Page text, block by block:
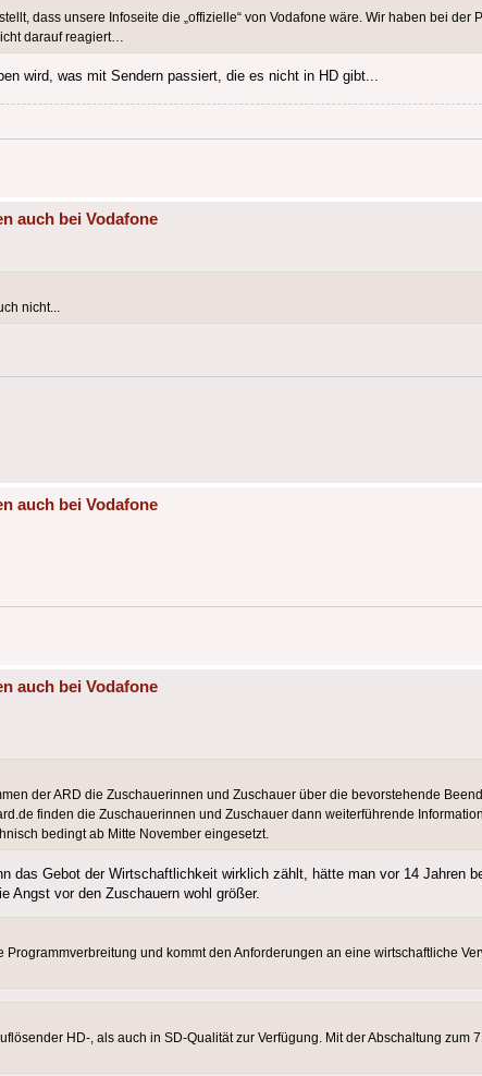
dass unsere Infoseite die „offizielle“ von Vodafone wäre. Wir haben bei der
darauf reagiert…
wird, was mit Sendern passiert, die es nicht in HD gibt...
auch bei Vodafone
nicht...
auch bei Vodafone
auch bei Vodafone
der ARD die Zuschauerinnen und Zuschauer über die bevorstehende
finden die Zuschauerinnen und Zuschauer dann weiterführende
bedingt ab Mitte November eingesetzt.
das Gebot der Wirtschaftlichkeit wirklich zählt, hätte man vor 14 Jahren
Angst vor den Zuschauern wohl größer.
und kommt den Anforderungen an eine wirtschaftliche
HD-, als auch in SD-Qualität zur Verfügung. Mit der Abschaltung zum